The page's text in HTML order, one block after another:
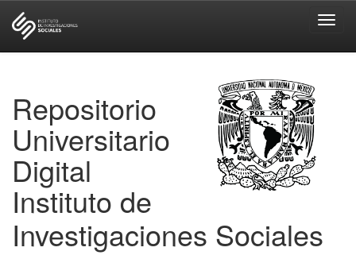
Repositorio
Universitario
Digital
Instituto de
Investigaciones Sociales